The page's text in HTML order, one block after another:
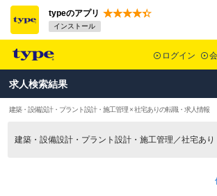
typeのアプリ
インストール
ログイン
求人検索結果
建築・設備設計・プラント設計・施工管理 × 社宅ありの転職・求人情報
建築・設備設計・プラント設計・施工管理／社宅あり